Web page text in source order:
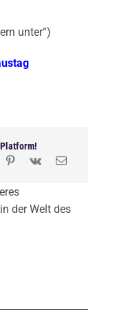
unter“)
der Welt des